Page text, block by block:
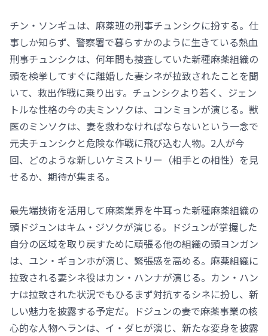
チン・ソンギュは、麻薬班の刑事チュンシクに扮する。仕
事しか知らず、警察署で暮らすかのように生きている熱血
刑事チュンシクは、何年間も捜査していた新種麻薬組織の
頭を検挙してすぐに離婚した妻シネが拉致されたことを聞
いて、救出作戦に乗り出す。チュンシクより若く、ジェン
トルな性格の今の夫ミンソクは、コンミョンが演じる。獣
医のミンソクは、妻を救わなければならないという一念で
元夫チュンシクと危険な作戦に飛び込む人物。2人が今
回、どのような新しいケミストリー（相手との相性）を見
せるか、期待が集まる。
最先端技術を活用して麻薬業界を牛耳った新種麻薬組織の
頭ドジュンはキム・ジソクが演じる。ドジュンが掌握した
自分の区域を取り戻すために頑張る他の組織の頭ヨンガン
は、ユン・ギョンホが演じ、緊張感を高める。麻薬組織に
拉致される妻シネ役はカン・ハンナが演じる。カン・ハン
ナは拉致された状況でもひるまず対抗するシネに扮し、新
しい魅力を披露する予定だ。ドジュンの妻で麻薬事業の核
心的な人物へランは、イ・ダヒが演じ、新たな変身を披露